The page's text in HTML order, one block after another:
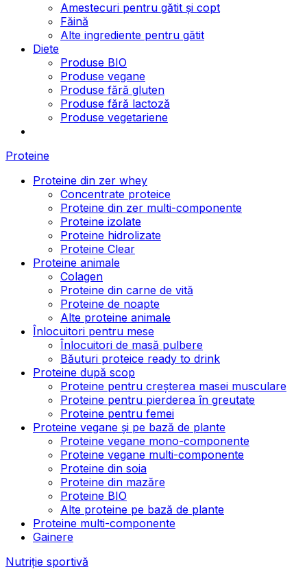
Amestecuri pentru gătit și copt
Făină
Alte ingrediente pentru gătit
Diete
Produse BIO
Produse vegane
Produse fără gluten
Produse fără lactoză
Produse vegetariene
Proteine
Proteine din zer whey
Concentrate proteice
Proteine din zer multi-componente
Proteine izolate
Proteine hidrolizate
Proteine Clear
Proteine animale
Colagen
Proteine din carne de vită
Proteine de noapte
Alte proteine animale
Înlocuitori pentru mese
Înlocuitori de masă pulbere
Băuturi proteice ready to drink
Proteine după scop
Proteine pentru creșterea masei musculare
Proteine pentru pierderea în greutate
Proteine pentru femei
Proteine vegane și pe bază de plante
Proteine vegane mono-componente
Proteine vegane multi-componente
Proteine din soia
Proteine din mazăre
Proteine BIO
Alte proteine pe bază de plante
Proteine multi-componente
Gainere
Nutriție sportivă